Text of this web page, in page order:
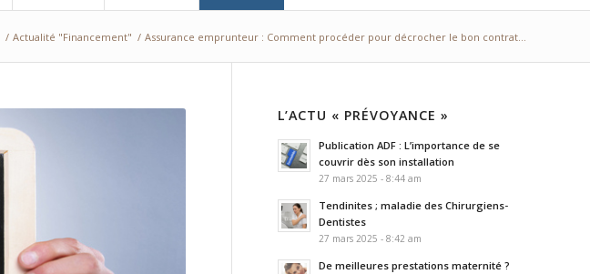
/ Actualité "Financement" / Assurance emprunteur : Comment procéder pour décrocher le bon contrat...
L’ACTU « PRÉVOYANCE »
Publication ADF : L’importance de se
couvrir dès son installation
27 mars 2025 - 8:44 am
Tendinites ; maladie des Chirurgiens-
Dentistes
27 mars 2025 - 8:42 am
De meilleures prestations maternité ?